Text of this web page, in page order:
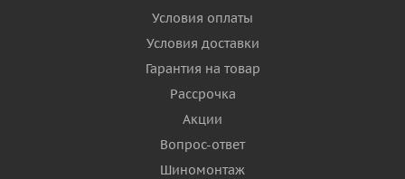
Условия оплаты
Условия доставки
Гарантия на товар
Рассрочка
Акции
Вопрос-ответ
Шиномонтаж